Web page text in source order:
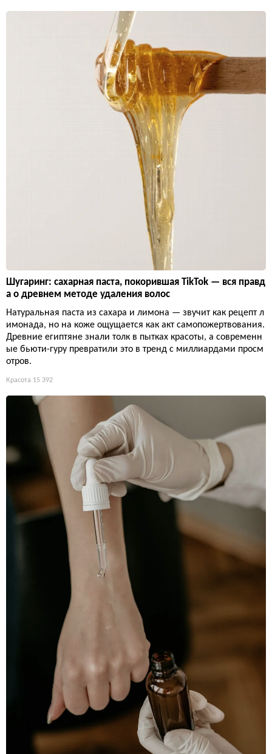
Шугаринг: сахарная паста, покорившая TikTok — вся правд
а о древнем методе удаления волос
Натуральная паста из сахара и лимона — звучит как рецепт л
имонада, но на коже ощущается как акт самопожертвования.
Древние египтяне знали толк в пытках красоты, а современн
ые бьюти-гуру превратили это в тренд с миллиардами просм
отров.
Красота 15 392